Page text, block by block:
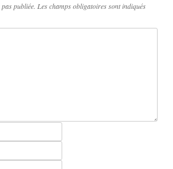
publiée. Les champs obligatoires sont indiqués